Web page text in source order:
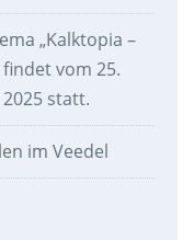
„Kalktopia –
vom 25.
statt.
im Veedel